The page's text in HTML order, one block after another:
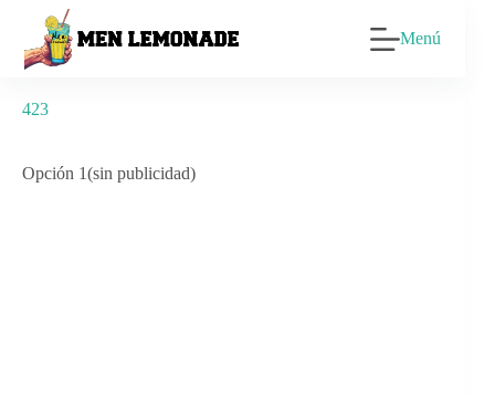
contenido
Menú
423
Opción 1(sin publicidad)